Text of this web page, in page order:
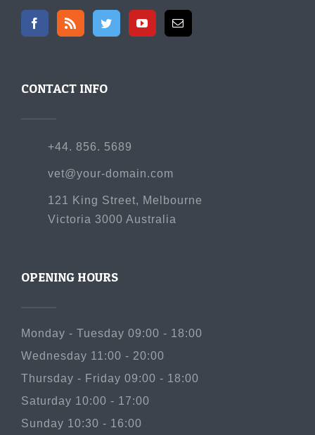
CONTACT INFO
+44. 856. 5689
vet@your-domain.com
121 King Street, Melbourne
Victoria 3000 Australia
OPENING HOURS
Monday - Tuesday 09:00 - 18:00
Wednesday 11:00 - 20:00
Thursday - Friday 09:00 - 18:00
Saturday 10:00 - 17:00
Sunday 10:30 - 16:00